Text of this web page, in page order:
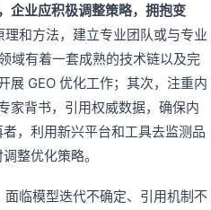
企业应积极调整策略，拥抱变
和方法，建立专业团队或与专业
域有着一套成熟的技术链以及完
展 GEO 优化工作；其次，注重内
家背书，引用权威数据，确保内
，利用新兴平台和工具去监测品
整优化策略。
面临模型迭代不确定、引用机制不